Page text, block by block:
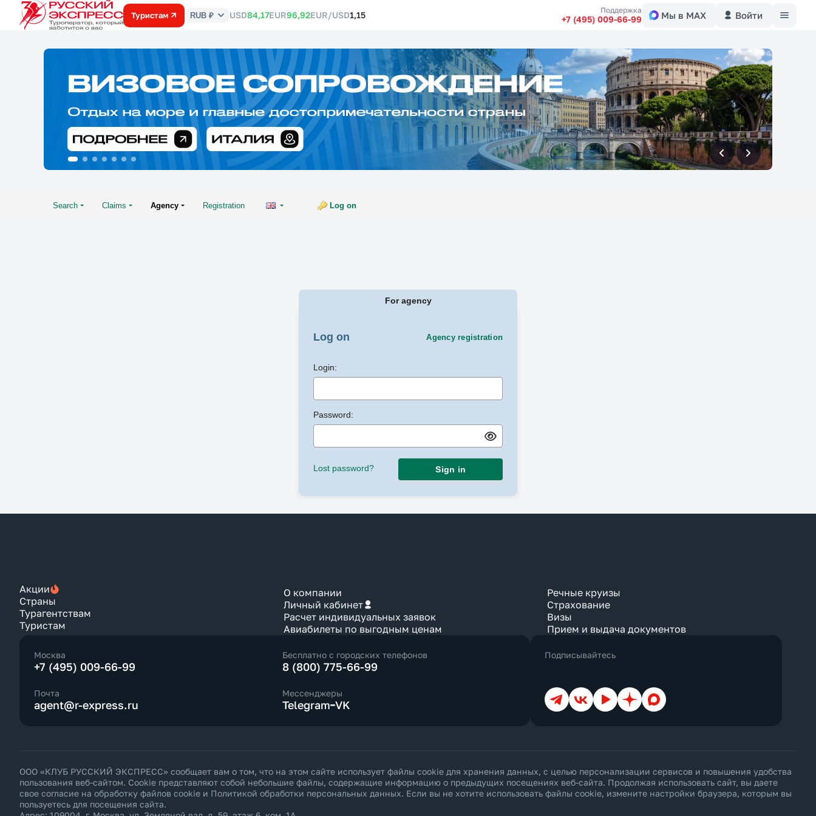
Туристам
Курс
RUB ₽ USD84,17EUR96,92EUR/USD1,15 Поддержка
+7 (495) 009-66-99 Мы в MAX Войти
впередвперед
Search Claims Agency Registration Log on
For agency
Log on Agency registration
Login:
Password:
Lost password? Sign in
Акции
Страны
Турагентствам
Туристам
О компании
Личный кабинет
Расчет индивидуальных заявок
Авиабилеты по выгодным ценам
Речные круизы
Страхование
Визы
Прием и выдача документов
Москва
+7 (495) 009-66-99
Бесплатно с городских телефонов
8 (800) 775-66-99
Почта
agent@r-express.ru
Мессенджеры
Telegram VK
Подписывайтесь
ТелеграмВКонтакте
YouTubeДзен Max
ООО «КЛУБ РУССКИЙ ЭКСПРЕСС» сообщает вам о том, что на этом сайте использует файлы cookie для хранения данных, с целью персонализации сервисов и повышения удобства
пользования веб-сайтом. Cookie представляют собой небольшие файлы, содержащие информацию о предыдущих посещениях веб-сайта. Продолжая использовать сайт, вы даете
свое согласие на обработку файлов cookie и Политикой обработки персональных данных. Если вы не хотите использовать файлы cookie, измените настройки браузера, которым вы
пользуетесь для посещения сайта.